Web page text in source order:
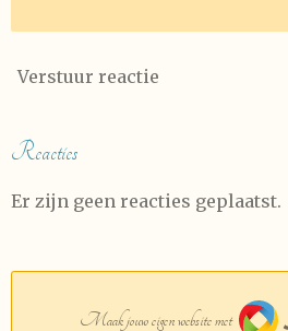
Verstuur reactie
Reacties
Er zijn geen reacties geplaatst.
Maak jouw eigen website met
JouwWeb